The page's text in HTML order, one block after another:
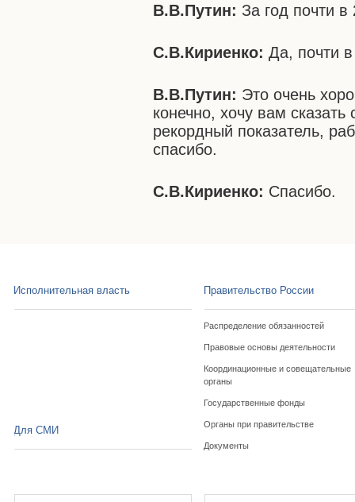
В.В.Путин: За год почти в
С.В.Кириенко:Да, почти
В.В.Путин: Это очень
конечно, хочу вам
рекордный показатель,
спасибо.
С.В.Кириенко: Спасибо.
Исполнительная власть Правительство России
Распределение обязанностей
Правовые основы деятельности
Координационные и совещательные
органы
Государственные фонды
Органы при правительстве
Документы
Для СМИ